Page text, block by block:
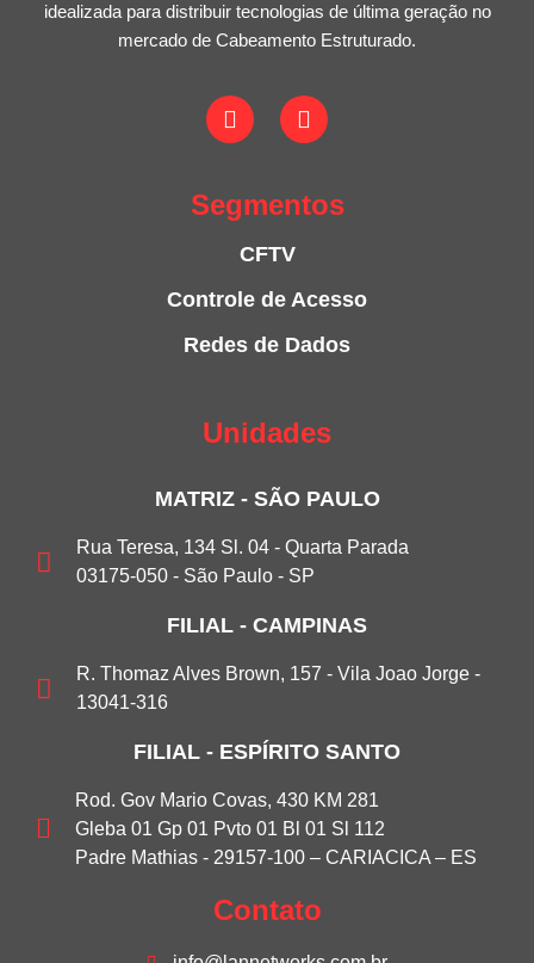
idealizada para distribuir tecnologias de última geração no
mercado de Cabeamento Estruturado.
Segmentos
CFTV
Controle de Acesso
Redes de Dados
Unidades
MATRIZ - SÃO PAULO
Rua Teresa, 134 Sl. 04 - Quarta Parada
03175-050 - São Paulo - SP
FILIAL - CAMPINAS
R. Thomaz Alves Brown, 157 - Vila Joao Jorge -
13041-316
FILIAL - ESPÍRITO SANTO
Rod. Gov Mario Covas, 430 KM 281
Gleba 01 Gp 01 Pvto 01 Bl 01 Sl 112
Padre Mathias - 29157-100 – CARIACICA – ES
Contato